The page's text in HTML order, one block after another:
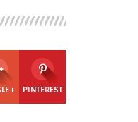
+ PINTEREST